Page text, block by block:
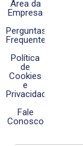
Área da
Empresa
Perguntas
Frequentes
Política
de
Cookies
e
Privacidade
Fale
Conosco